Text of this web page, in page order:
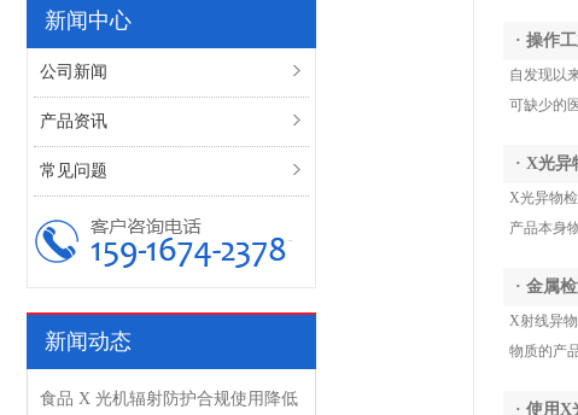
· 操作
自发现以
可缺少的
· X光
X光异物
产品本身
· 金属
X射线异
物质的产
· 使用
新闻中心
公司新闻
产品资讯
常见问题
新闻动态
食品 X 光机辐射防护合规使用降低